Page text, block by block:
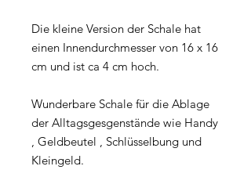
Die kleine Version der Schale hat
einen Innendurchmesser von 16 x 16
cm und ist ca 4 cm hoch.
Wunderbare Schale für die Ablage
der Alltagsgesgenstände wie Handy
, Geldbeutel , Schlüsselbung und
Kleingeld.